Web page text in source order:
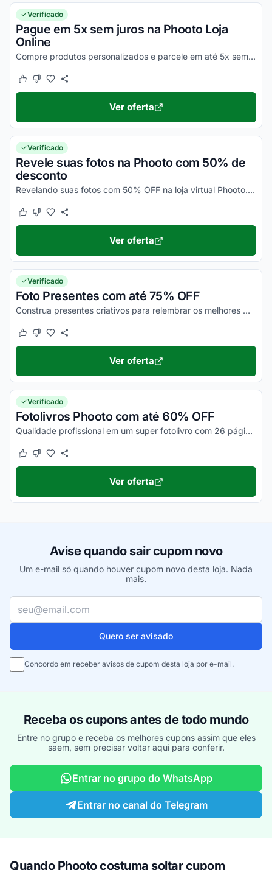
Verificado
Pague em 5x sem juros na Phooto Loja
Online
Compre produtos personalizados e parcele em até 5x sem juros.
Este cupom funcionou
Este cupom não funcionou
Ver oferta
Verificado
Revele suas fotos na Phooto com 50% de
desconto
Revelando suas fotos com 50% OFF na loja virtual Phooto. O desconto será automaticamente aplicado. Confira e imprima esses momentos!
Este cupom funcionou
Este cupom não funcionou
Ver oferta
Verificado
Foto Presentes com até 75% OFF
Construa presentes criativos para relembrar os melhores momentos de sua vida. Desconto já está aplicado no preço. Confira!
Este cupom funcionou
Este cupom não funcionou
Ver oferta
Verificado
Fotolivros Phooto com até 60% OFF
Qualidade profissional em um super fotolivro com 26 páginas. Escolha quantas fotos quiser. Confira!
Este cupom funcionou
Este cupom não funcionou
Ver oferta
Avise quando sair cupom novo
Um e-mail só quando houver cupom novo desta loja. Nada
mais.
Quero ser avisado
Concordo em receber avisos de cupom desta loja por e-mail.
Receba os cupons antes de todo mundo
Entre no grupo e receba os melhores cupons assim que eles
saem, sem precisar voltar aqui para conferir.
Entrar no grupo do WhatsApp
Entrar no canal do Telegram
Quando Phooto costuma soltar cupom